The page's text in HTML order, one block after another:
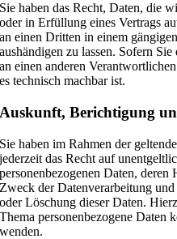
Sie haben das Recht, Daten, die
oder in Erfüllung eines Vertrags
an einen Dritten in einem
aushändigen zu lassen. Sofern
an einen anderen
es technisch machbar ist.
Auskunft, Berichtigung
Sie haben im Rahmen der
jederzeit das Recht auf
personenbezogenen Daten,
Zweck der Datenverarbeitung
oder Löschung dieser Daten.
Thema personenbezogene Daten
wenden.